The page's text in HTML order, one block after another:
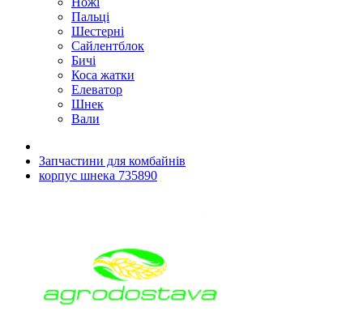
Пальці
Шестерні
Сайлентблок
Бичі
Коса жатки
Елеватор
Шнек
Вали
Запчастини для комбайнів
корпус шнека 735890